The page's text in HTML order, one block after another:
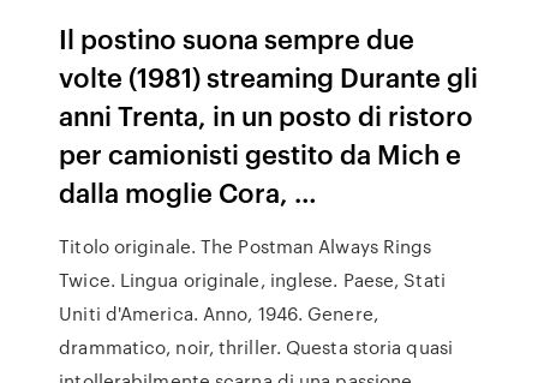
Il postino suona sempre due
volte (1981) streaming Durante gli
anni Trenta, in un posto di ristoro
per camionisti gestito da Mich e
dalla moglie Cora, …
Titolo originale. The Postman Always Rings
Twice. Lingua originale, inglese. Paese, Stati
Uniti d'America. Anno, 1946. Genere,
drammatico, noir, thriller. Questa storia quasi